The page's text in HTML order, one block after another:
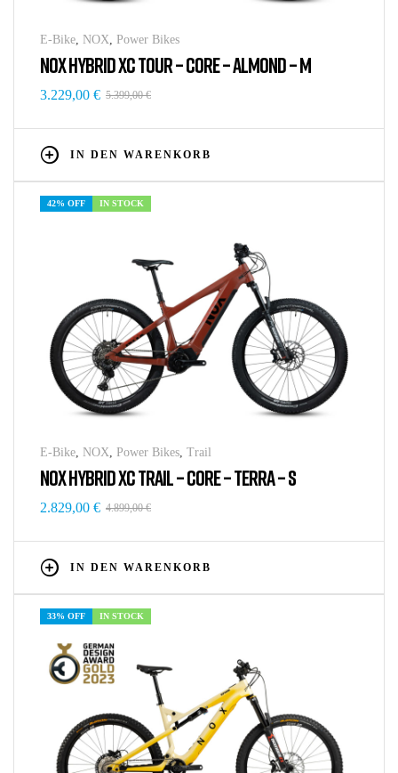
E-Bike, NOX, Power Bikes
NOX HYBRID XC TOUR – CORE – ALMOND – M
5.399,00€
3.229,00 €
IN DEN WARENKORB
42% OFF IN STOCK
E-Bike NOX Power Bikes Trail
NOX HYBRID XC TRAIL – CORE – TERRA – S
4.899,00€
2.829,00 €
IN DEN WARENKORB
33% OFF IN STOCK